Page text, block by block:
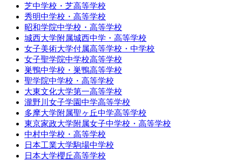
芝中学校・芝高等学校
秀明中学校・高等学校
昭和学院中学校・高等学校
城西大学附属城西中学・高等学校
女子美術大学付属高等学校・中学校
女子聖学院中学校高等学校
巣鴨中学校・巣鴨高等学校
聖学院中学校・高等学校
大東文化大学第一高等学校
瀧野川女子学園中学高等学校
多摩大学附属聖ヶ丘中学高等学校
東京家政大学附属女子中学校・高等学校
中村中学校・高等学校
日本工業大学駒場中学校
日本大学櫻丘高等学校